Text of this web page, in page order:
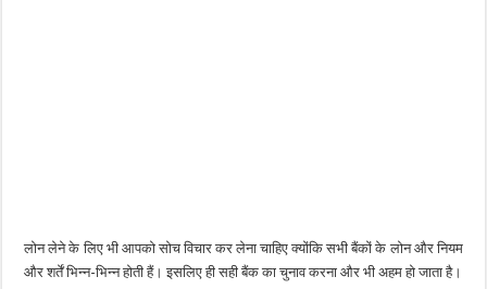
लोन लेने के लिए भी आपको सोच विचार कर लेना चाहिए क्योंकि सभी बैंकों के लोन और नियम
और शर्तें भिन्न-भिन्न होती हैं। इसलिए ही सही बैंक का चुनाव करना और भी अहम हो जाता है।